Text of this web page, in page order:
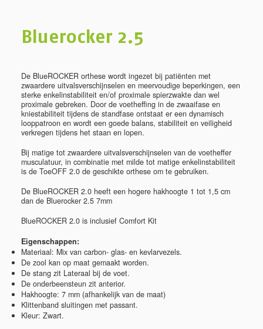
Bluerocker 2.5
De BlueROCKER orthese wordt ingezet bij patiënten met
zwaardere uitvalsverschijnselen en meervoudige beperkingen, een
sterke enkelinstabiliteit en/of proximale spierzwakte dan wel
proximale gebreken. Door de voetheffing in de zwaaifase en
kniestabiliteit tijdens de standfase ontstaat er een dynamisch
looppatroon en wordt een goede balans, stabiliteit en veiligheid
verkregen tijdens het staan en lopen.
Bij matige tot zwaardere uitvalsverschijnselen van de voetheffer
musculatuur, in combinatie met milde tot matige enkelinstabiliteit
is de ToeOFF 2.0 de geschikte orthese om te gebruiken.
De BlueROCKER 2.0 heeft een hogere hakhoogte 1 tot 1,5 cm
dan de Bluerocker 2.5 7mm
BlueROCKER 2.0 is inclusief Comfort Kit
Eigenschappen:
Materiaal: Mix van carbon- glas- en kevlarvezels.
De zool kan op maat gemaakt worden.
De stang zit Lateraal bij de voet.
De onderbeensteun zit anterior.
Hakhoogte: 7 mm (afhankelijk van de maat)
Klittenband sluitingen met passant.
Kleur: Zwart.